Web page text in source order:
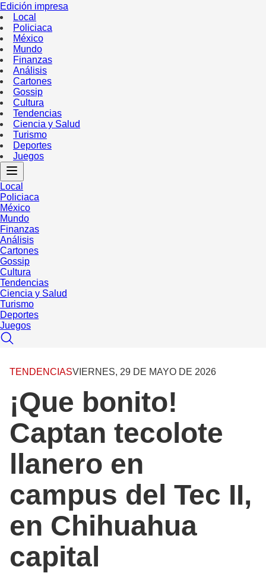
Edición impresa
Local
Policiaca
México
Mundo
Finanzas
Análisis
Cartones
Gossip
Cultura
Tendencias
Ciencia y Salud
Turismo
Deportes
Juegos
Local
Policiaca
México
Mundo
Finanzas
Análisis
Cartones
Gossip
Cultura
Tendencias
Ciencia y Salud
Turismo
Deportes
Juegos
TENDENCIASVIERNES, 29 DE MAYO DE 2026
¡Que bonito!
Captan tecolote
llanero en
campus del Tec II,
en Chihuahua
capital